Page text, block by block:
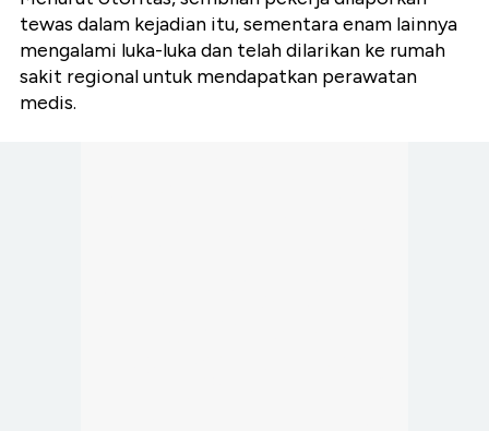
tewas dalam kejadian itu, sementara enam lainnya
mengalami luka-luka dan telah dilarikan ke rumah
sakit regional untuk mendapatkan perawatan
medis.